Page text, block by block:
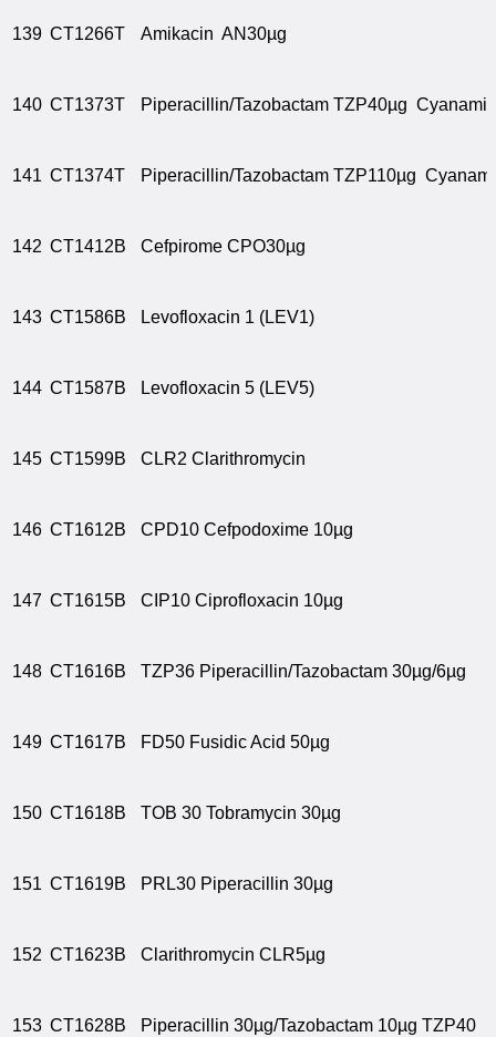
139 CT1266T Amikacin AN30µg
140 CT1373T Piperacillin/Tazobactam TZP40µg Cyanamid
141 CT1374T Piperacillin/Tazobactam TZP110µg
142 CT1412B Cefpirome CPO30µg
143 CT1586B Levofloxacin 1 (LEV1)
144 CT1587B Levofloxacin 5 (LEV5)
145 CT1599B CLR2 Clarithromycin
146 CT1612B CPD10 Cefpodoxime 10µg
147 CT1615B CIP10 Ciprofloxacin 10µg
148 CT1616B TZP36 Piperacillin/Tazobactam 30µg/6µg
149 CT1617B FD50 Fusidic Acid 50µg
150 CT1618B TOB 30 Tobramycin 30µg
151 CT1619B PRL30 Piperacillin 30µg
152 CT1623B Clarithromycin CLR5µg
153 CT1628B Piperacillin 30µg/Tazobactam 10µg TZP40